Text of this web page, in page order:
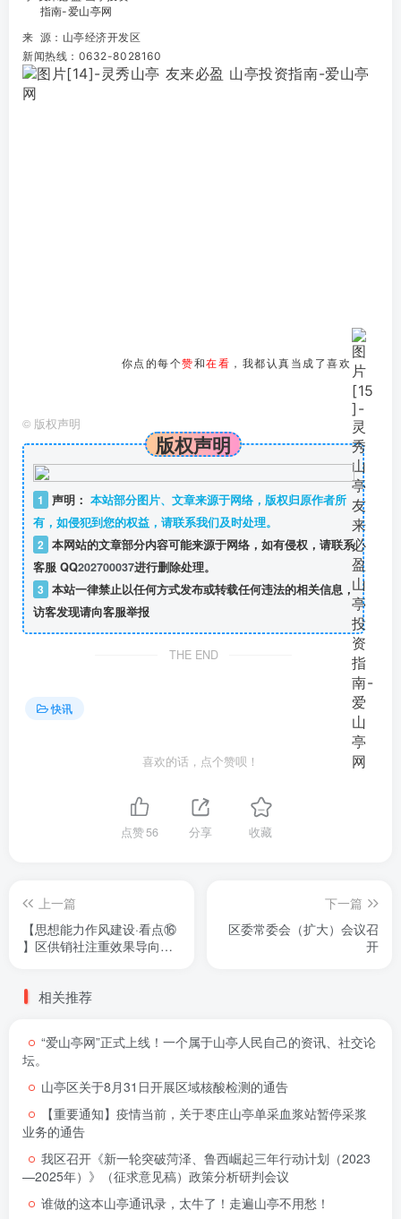
来 源：山亭经济开发区
新闻热线：0632-8028160
你点的每个赞和在看 ，我都认真当成了喜欢
© 版权声明
版权声明
1 声明： 本站部分图片、文章来源于网络，版权归原作者所
有，如侵犯到您的权益，请联系我们及时处理。
2 本网站的文章部分内容可能来源于网络，如有侵权，请联系
客服 QQ202700037进行删除处理。
3 本站一律禁止以任何方式发布或转载任何违法的相关信息，
访客发现请向客服举报
THE END
快讯
喜欢的话，点个赞呗！
点赞56 分享 收藏
上一篇
【思想能力作风建设·看点⑯
】区供销社注重效果导向在
下一篇
区委常委会（扩大）会议召
开
相关推荐
“爱山亭网”正式上线！一个属于山亭人民自己的资讯、社交论
坛。
山亭区关于8月31日开展区域核酸检测的通告
【重要通知】疫情当前，关于枣庄山亭单采血浆站暂停采浆
业务的通告
我区召开《新一轮突破菏泽、鲁西崛起三年行动计划（2023
—2025年）》（征求意见稿）政策分析研判会议
谁做的这本山亭通讯录，太牛了！走遍山亭不用愁！